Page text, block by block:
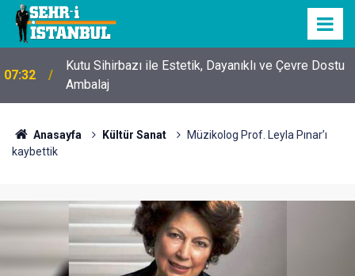
07:32
Kutu Sihirbazı ile Estetik, Dayanıklı ve Çevre Dostu
Ambalaj
Anasayfa Kültür Sanat
Müzikolog Prof. Leyla Pınar’ı
kaybettik